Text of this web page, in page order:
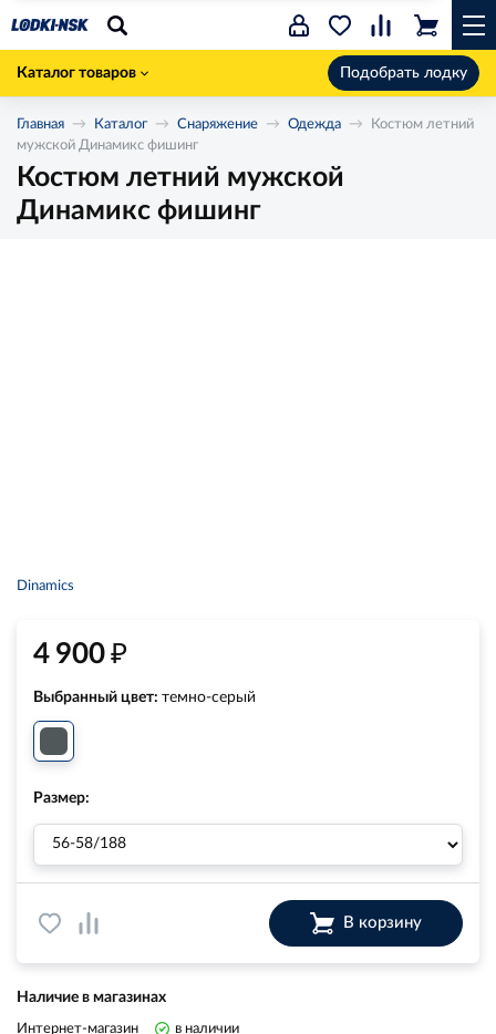
Каталог товаров Подобрать лодку
Главная Каталог Снаряжение Одежда
Костюм летний
мужской Динамикс фишинг
Костюм летний мужской
Динамикс фишинг
Dinamics
4 900₽
Выбранный цвет: темно-серый
Размер:
В корзину
Наличие в магазинах
Интернет-магазин
в наличии